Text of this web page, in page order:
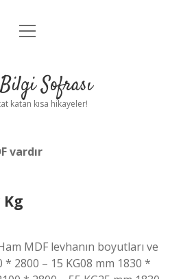
Anasayfa
Uyarı
menüyü
Sofrası
katan kısa hikayeler!
vardır
MDF levhanın boyutları ve
* 2800 – 15 KG08 mm 1830 *